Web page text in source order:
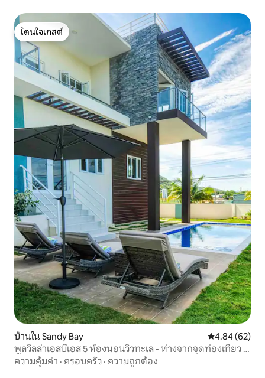
โดนใจเกสต์
โดนใจเกสต์
บ้านใน Sandy Bay คะแนนเฉลี่ย
4.84 (62)
พูลวิลล่าเอสบีเอส 5 ห้องนอนวิวทะเล - ห่างจากจุดท่องเที่ยว 5
นาที
ความคุ้มค่า · ครอบครัว · ความถูกต้อง